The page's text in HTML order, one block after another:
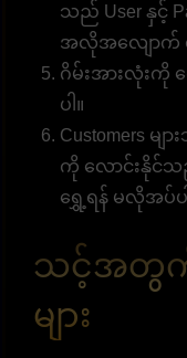
သည် User နှင့်
အလိုအလျောက်
ဂိမ်းအားလုံးကို လ
ပါ။
Customers
ကို လောင်းနိုင်
ရွှေ့ရန် မလိုအပ်ပ
သင့်အတွက်
များ